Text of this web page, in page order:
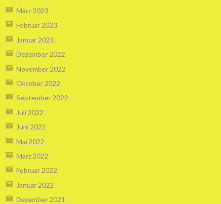
März 2023
Februar 2023
Januar 2023
Dezember 2022
November 2022
Oktober 2022
September 2022
Juli 2022
Juni 2022
Mai 2022
März 2022
Februar 2022
Januar 2022
Dezember 2021